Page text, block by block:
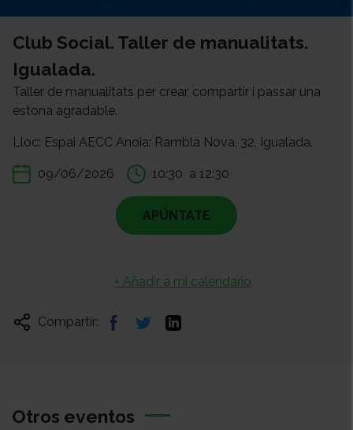
Club Social. Taller de manualitats.
Igualada.
Taller de manualitats per crear, compartir i passar una
estona agradable.
Lloc: Espai AECC Anoia: Rambla Nova, 32, Igualada.
09/06/2026 10:30 a 12:30
APÚNTATE
+ Añadir a mi calendario
Compartir:
Otros eventos